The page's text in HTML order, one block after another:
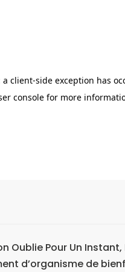
Oublie Pour Un Instant,
d’organisme de